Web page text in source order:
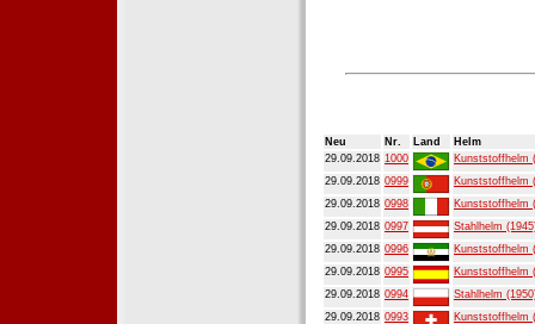
Neu Nr. Land
Helm
29.09.2018 1000
Kunststoffhelm
29.09.2018 0999
Kunststoffhelm
29.09.2018 0998
Kunststoffhelm
29.09.2018 0997
Stahlhelm
29.09.2018 0996
Kunststoffhelm
29.09.2018 0995
Kunststoffhelm
29.09.2018 0994
Stahlhelm
29.09.2018 0993
Kunststoffhelm